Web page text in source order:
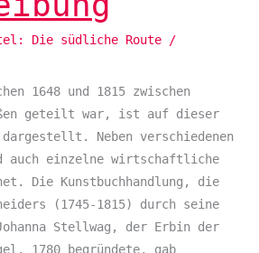
Die südliche Route /
1648 und 1815 zwischen
geteilt war, ist auf dieser
Neben verschiedenen
auch einzelne wirtschaftliche
Die Kunstbuchhandlung, die
(1745-1815) durch seine
Stellwag, der Erbin der
1780 begründete, gab